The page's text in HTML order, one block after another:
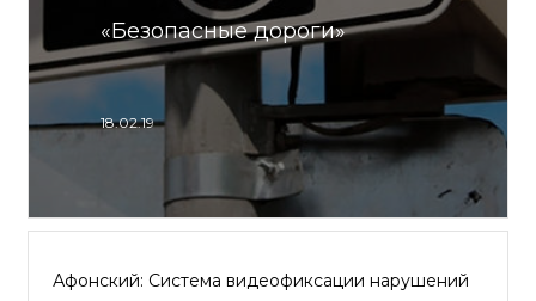
«Безопасные дороги»
18.02.19
Афонский: Система видеофиксации нарушений